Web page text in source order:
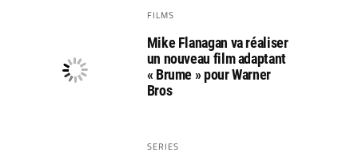
FILMS
Mike Flanagan va réaliser
un nouveau film adaptant
« Brume » pour Warner
Bros
SERIES